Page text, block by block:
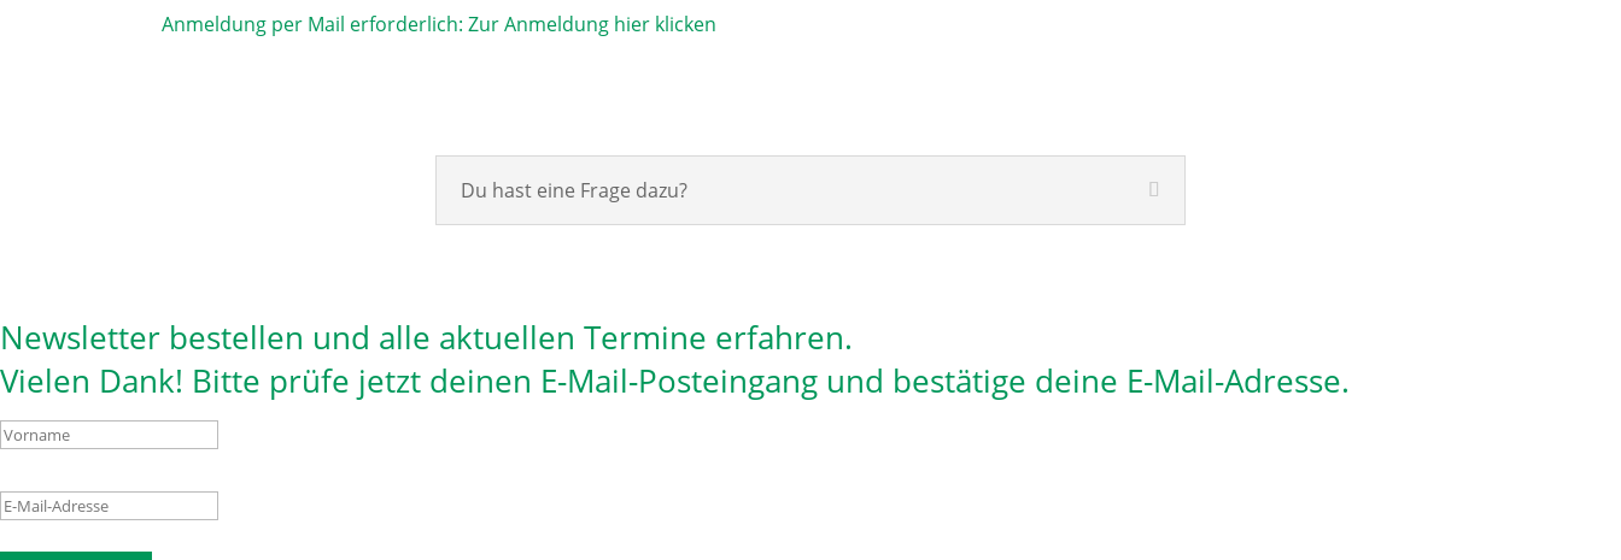
Anmeldung per Mail erforderlich:Zur Anmeldung hier klicken
Du hast eine Frage dazu?
Newsletter bestellen und alle aktuellen Termine erfahren.
Vielen Dank! Bitte prüfe jetzt deinen E-Mail-Posteingang und bestätige deine E-Mail-Adresse.